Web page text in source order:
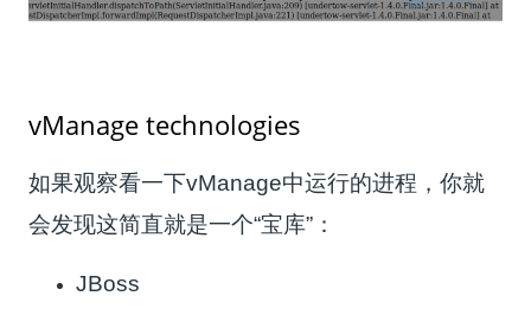
vManage technologies
如果观察看一下vManage中运行的进程，你就
会发现这简直就是一个“宝库”：
JBoss